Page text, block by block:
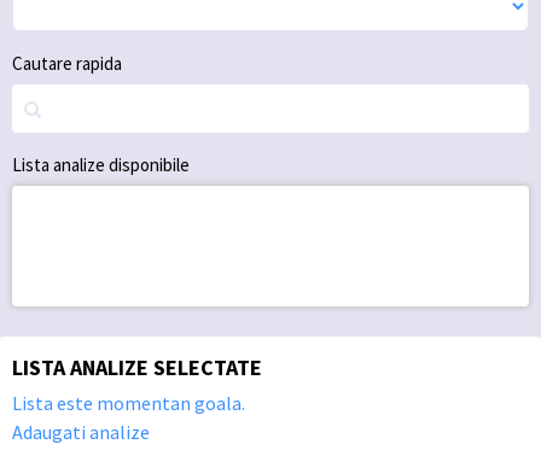
Cautare rapida
Lista analize disponibile
LISTA ANALIZE SELECTATE
Lista este momentan goala.
Adaugati analize